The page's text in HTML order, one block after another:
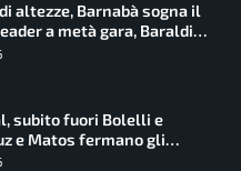
altezze, Barnabà sogna il
a metà gara, Baraldi
subito fuori Bolelli e
e Matos fermano gli